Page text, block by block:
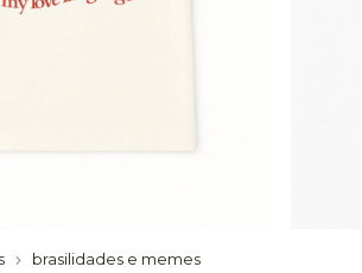
brasilidades e memes